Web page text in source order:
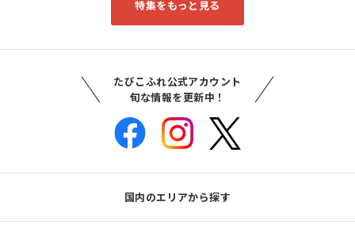
特集をもっと見る
たびこふれ公式アカウント
旬な情報を更新中！
国内のエリアから探す